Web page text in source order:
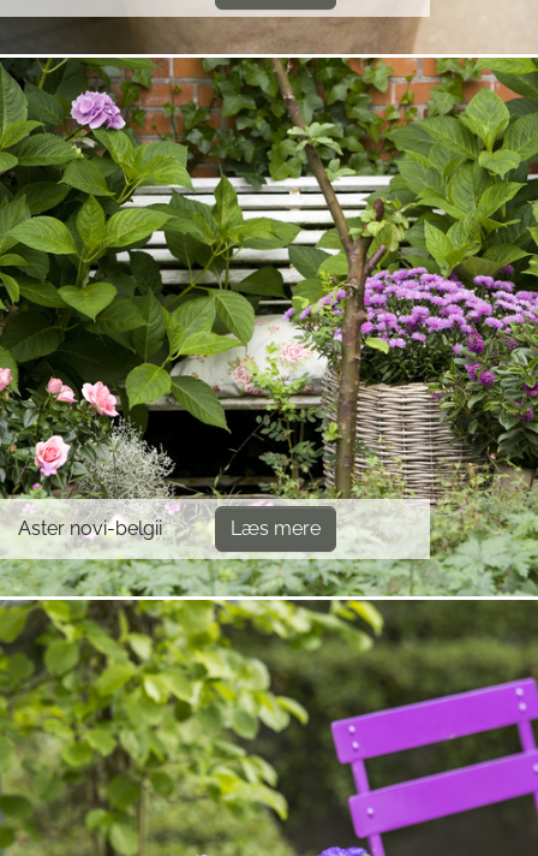
Aster novi-belgii Læs mere